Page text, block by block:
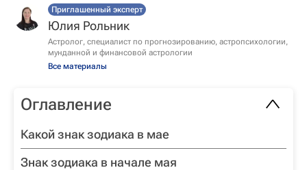
Приглашенный эксперт
Юлия Рольник
Астролог, специалист по прогнозированию, астропсихологии,
мунданной и финансовой астрологии
Все материалы
Оглавление
Какой знак зодиака в мае
Знак зодиака в начале мая